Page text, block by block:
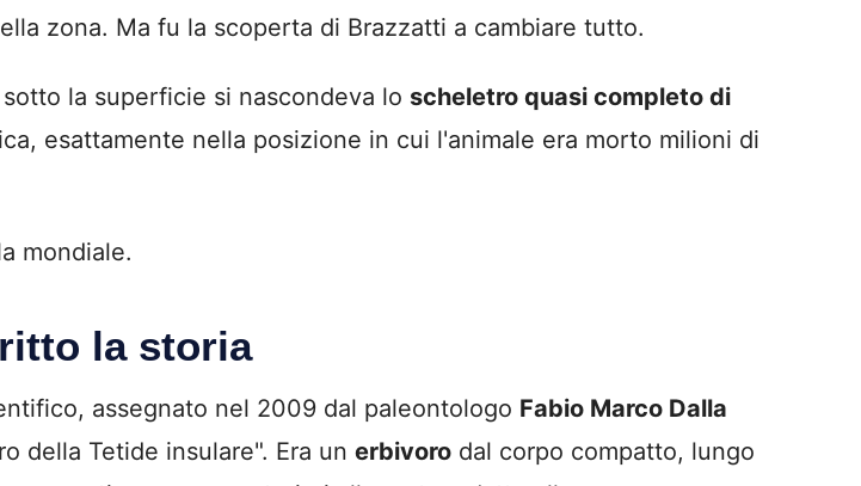
zona. Ma fu la scoperta di Brazzatti a cambiare tutto.
la superficie si nascondeva lo scheletro quasi completo di
esattamente nella posizione in cui l'animale era morto milioni di
mondiale.
la storia
assegnato nel 2009 dal paleontologo Fabio Marco Dalla
della Tetide insulare". Era un erbivoro dal corpo compatto, lungo